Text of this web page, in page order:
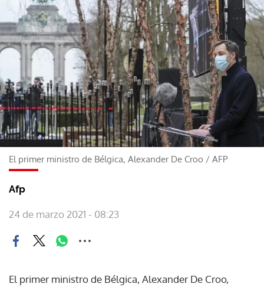
El primer ministro de Bélgica, Alexander De Croo / AFP
Afp
24 de marzo 2021 - 08:23
El primer ministro de Bélgica, Alexander De Croo,